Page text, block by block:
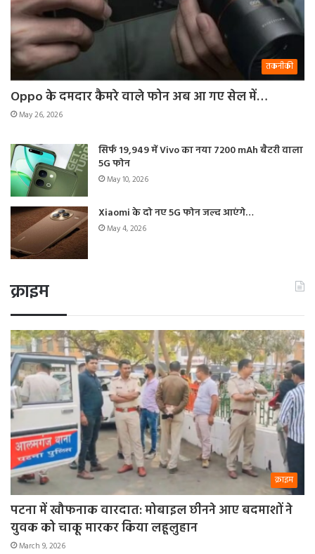
तकनीकी
Oppo के दमदार कैमरे वाले फोन अब आ गए सेल में…
May 26, 2026
सिर्फ 19,949 में Vivo का नया 7200 mAh बैटरी वाला
5G फोन
May 10, 2026
Xiaomi के दो नए 5G फोन जल्द आएंगे…
May 4, 2026
क्राइम
क्राइम
पटना में खौफनाक वारदात: मोबाइल छीनने आए बदमाशों ने
युवक को चाकू मारकर किया लहूलुहान
March 9, 2026